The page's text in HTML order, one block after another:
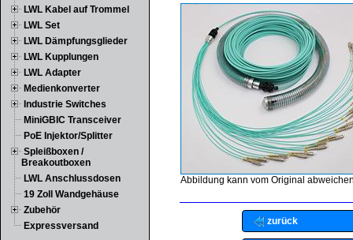
LWL Kabel auf Trommel
LWL Set
LWL Dämpfungsglieder
LWL Kupplungen
LWL Adapter
Medienkonverter
Industrie Switches
MiniGBIC Transceiver
PoE Injektor/Splitter
Spleißboxen /
Breakoutboxen
LWL Anschlussdosen
19 Zoll Wandgehäuse
Zubehör
Expressversand
Abbildung kann vom Original
zurück